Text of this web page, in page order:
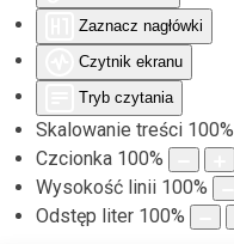
Zaznacz nagłówki
Czytnik ekranu
Tryb czytania
Skalowanie treści 100%
Czcionka 100%
Wysokość linii 100%
Odstęp liter 100%